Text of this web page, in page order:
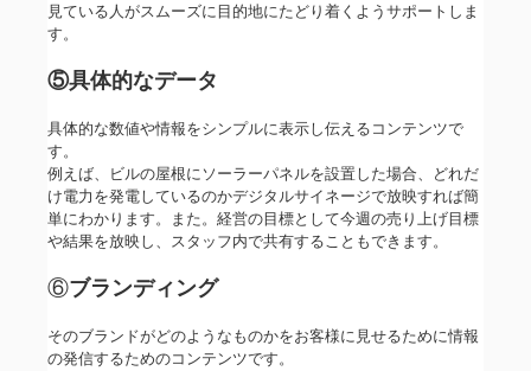
見ている人がスムーズに目的地にたどり着くようサポートしま
す。
⑤具体的なデータ
具体的な数値や情報をシンプルに表示し伝えるコンテンツで
す。
例えば、ビルの屋根にソーラーパネルを設置した場合、どれだ
け電力を発電しているのかデジタルサイネージで放映すれば簡
単にわかります。また。経営の目標として今週の売り上げ目標
や結果を放映し、スタッフ内で共有することもできます。
⑥ブランディング
そのブランドがどのようなものかをお客様に見せるために情報
の発信するためのコンテンツです。